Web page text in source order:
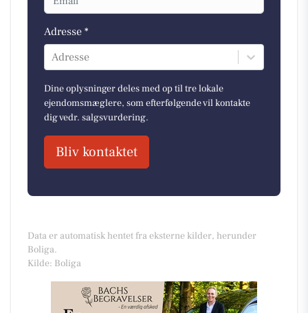
Adresse *
Adresse
Dine oplysninger deles med op til tre lokale
ejendomsmæglere, som efterfølgende vil kontakte
dig vedr. salgsvurdering.
Bliv kontaktet
Data er automatisk hentet fra eksterne kilder, herunder
Boliga.
Kilde: Boliga